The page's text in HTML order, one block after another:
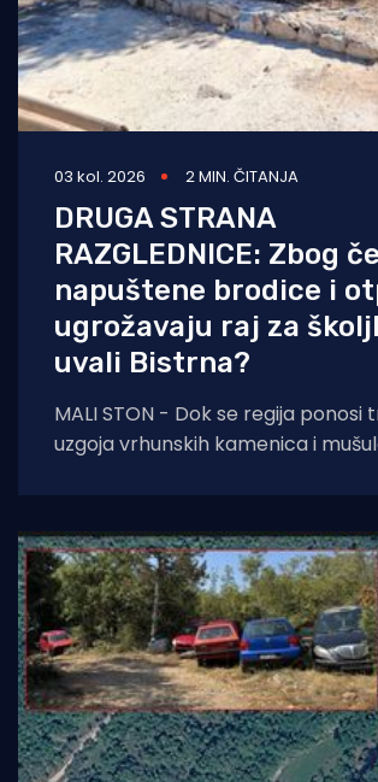
03 kol. 2026 2 MIN. ČITANJA
DRUGA STRANA
RAZGLEDNICE: Zbog
napuštene brodice i
ugrožavaju raj za
uvali Bistrna?
MALI STON - Dok se regija ponosi
uzgoja vrhunskih kamenica i